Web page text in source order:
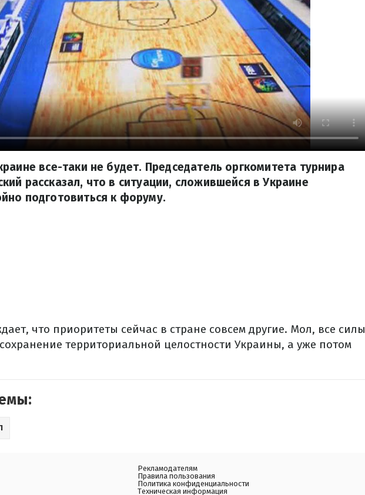
все-таки не будет. Председатель оргкомитета турнира
рассказал, что в ситуации, сложившейся в Украине
подготовиться к форуму.
что приоритеты сейчас в стране совсем другие. Мол, все силы
территориальной целостности Украины, а уже потом
Рекламодателям
Правила пользования
Политика конфиденциальности
Техническая информация